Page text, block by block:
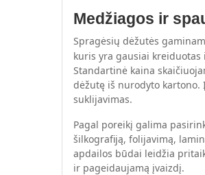
Medžiagos ir
Spragėsių dėžutės
kuris yra gausiai
Standartinė kaina
dėžutę iš nurodyto kartono.
suklijavimas.
Pagal poreikį galima
šilkografiją, folijavimą,
apdailos būdai leidžia
ir pageidaujamą įvaizdį.